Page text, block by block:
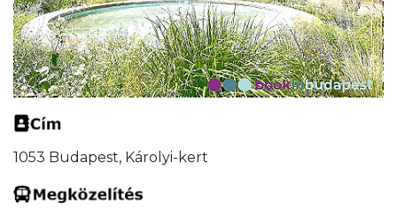
1053 Budapest, Károlyi-kert